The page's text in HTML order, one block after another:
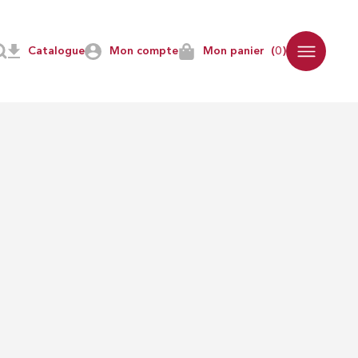
Mon compte Mon panier (0)
Catalogue